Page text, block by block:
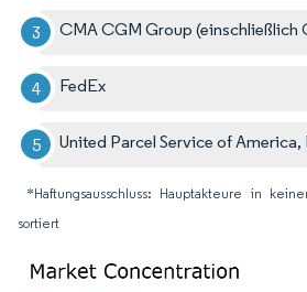
CMA CGM Group (einschließlich
FedEx
United Parcel Service of America,
*Haftungsausschluss: Hauptakteure in
sortiert